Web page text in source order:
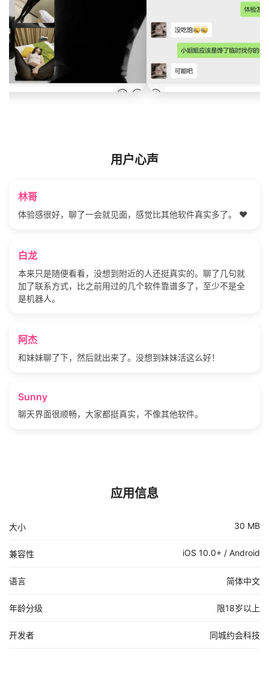
用户心声
林哥
体验感很好，聊了一会就见面，感觉比其他软件真实多了。 ❤️
白龙
本来只是随便看看，没想到附近的人还挺真实的。聊了几句就
加了联系方式，比之前用过的几个软件靠谱多了，至少不是全
是机器人。
阿杰
和妹妹聊了下，然后就出来了。没想到妹妹活这么好！
Sunny
聊天界面很顺畅，大家都挺真实，不像其他软件。
应用信息
大小 30 MB
兼容性 iOS 10.0+ / Android
语言 简体中文
年龄分级 限18岁以上
开发者 同城约会科技